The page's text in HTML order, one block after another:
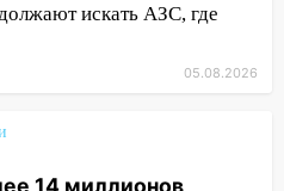
в Ульяновской
квартиры на
искать АЗС, где
05.08.2026
14 миллионов